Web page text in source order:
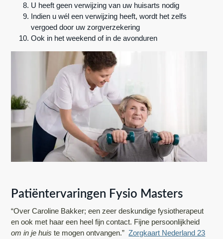
U heeft geen verwijzing van uw huisarts nodig
Indien u wél een verwijzing heeft, wordt het zelfs
vergoed door uw zorgverzekering
Ook in het weekend of in de avonduren
Patiëntervaringen Fysio Masters
“Over Caroline Bakker; een zeer deskundige fysiotherapeut
en ook met haar een heel fijn contact. Fijne persoonlijkheid
om in je huis te mogen ontvangen.”Zorgkaart Nederland 23